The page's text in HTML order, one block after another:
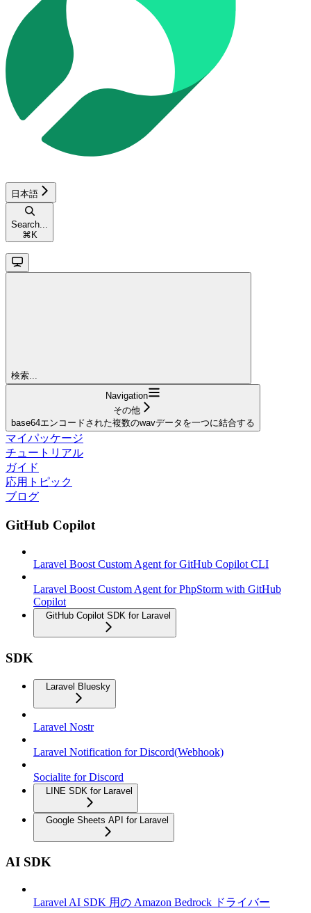
日本語
Search...
⌘ K
検索...
Navigation
その他
base64エンコードされた複数のwavデータを一つに結合する
マイパッケージ
チュートリアル
ガイド
応用トピック
ブログ
GitHub Copilot
Laravel Boost Custom Agent for GitHub Copilot CLI
Laravel Boost Custom Agent for PhpStorm with GitHub
Copilot
GitHub Copilot SDK for Laravel
SDK
Laravel Bluesky
Laravel Nostr
Laravel Notification for Discord(Webhook)
Socialite for Discord
LINE SDK for Laravel
Google Sheets API for Laravel
AI SDK
Laravel AI SDK 用の Amazon Bedrock ドライバー